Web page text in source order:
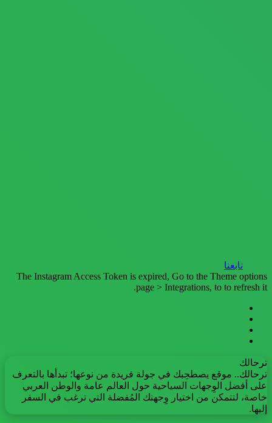
تابعنا
The Instagram Access Token is expired, Go to the Theme options
page > Integrations, to to refresh it.
ترحالك
ترحالك.. موقع يصطحِبك في جولة فريدة من نوعها؛ تبدأها بالتعرف
على أفضل الوِجهات السياحية حول العالم عامة والوطن العربي
خاصة، لتتمكن من اختيار وِجهتك المُفضلة التي ترغب في السفر
إليها.